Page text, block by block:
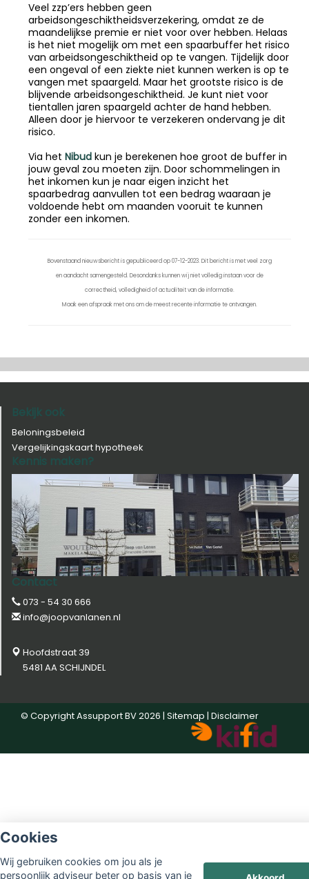
Cookies
Wij gebruiken cookies om jou als je
persoonlijk adviseur beter op basis van je
Veel zzp’ers hebben geen
arbeidsongeschiktheidsverzekering, omdat ze de
maandelijkse premie er niet voor over hebben. Helaas
is het niet mogelijk om met een spaarbuffer het risico
van arbeidsongeschiktheid op te vangen. Tijdelijk door
een ongeval of een ziekte niet kunnen werken is op te
vangen met spaargeld. Maar het grootste risico is de
blijvende arbeidsongeschiktheid. Je kunt niet voor
tientallen jaren spaargeld achter de hand hebben.
Alleen door je hiervoor te verzekeren ondervang je dit
risico.
Via het Nibud kun je berekenen hoe groot de buffer in
jouw geval zou moeten zijn. Door schommelingen in
het inkomen kun je naar eigen inzicht het
spaarbedrag aanvullen tot een bedrag waaraan je
voldoende hebt om maanden vooruit te kunnen
zonder een inkomen.
Bovenstaand nieuwsbericht is gepubliceerd op 07-12-2023. Dit bericht is met veel zorg
en aandacht samengesteld. Desondanks kunnen wij niet volledig instaan voor de
correctheid, volledigheid of actualiteit van de informatie.
Maak een afspraak met ons om de meest recente informatie te ontvangen.
Bekijk ook
Beloningsbeleid
Vergelijkingskaart hypotheek
Kennis maken?
Contact
073 - 54 30 666
info@joopvanlanen.nl
Hoofdstraat 39
5481 AA SCHIJNDEL
© CopyrightAssupport BV2026 | Sitemap | Disclaimer